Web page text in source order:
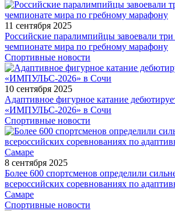
11 сентября 2025
Российские паралимпийцы завоевали
чемпионате мира по гребному марафону
Спортивные новости
10 сентября 2025
Адаптивное фигурное катание
«ИМПУЛЬС-2026» в Сочи
Спортивные новости
8 сентября 2025
Более 600 спортсменов определили
всероссийских соревнованиях по
Самаре
Спортивные новости